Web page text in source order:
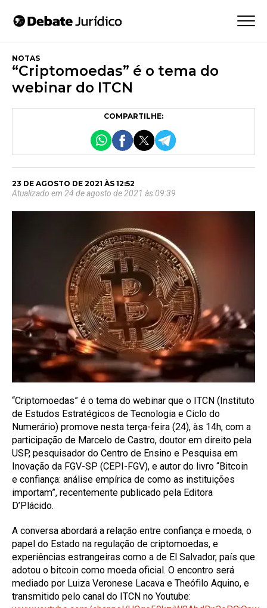
NOTAS
“Criptomoedas” é o tema do
webinar do ITCN
COMPARTILHE:
23 DE AGOSTO DE 2021 ÀS 12:52
Atualizado em 24 de agosto de 2021 às 09:39
“Criptomoedas” é o tema do webinar que o ITCN (Instituto
de Estudos Estratégicos de Tecnologia e Ciclo do
Numerário) promove nesta terça-feira (24), às 14h, com a
participação de Marcelo de Castro, doutor em direito pela
USP, pesquisador do Centro de Ensino e Pesquisa em
Inovação da FGV-SP (CEPI-FGV), e autor do livro “Bitcoin
e confiança: análise empírica de como as instituições
importam”, recentemente publicado pela Editora
D’Plácido.
A conversa abordará a relação entre confiança e moeda, o
papel do Estado na regulação de criptomoedas, e
experiências estrangeiras como a de El Salvador, país que
adotou o bitcoin como moeda oficial. O encontro será
mediado por Luiza Veronese Lacava e Theófilo Aquino, e
transmitido pelo canal do ITCN no Youtube: